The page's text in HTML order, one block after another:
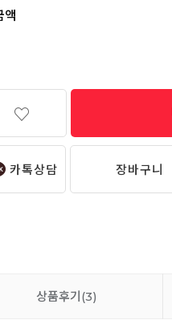
액
카톡상담 장바구니
상품후기(3)